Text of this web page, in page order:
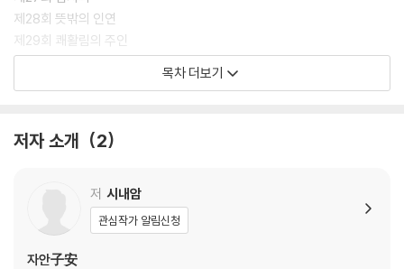
제28회 뜻밖의 인연
제29회 쾌활림의 주인
제30회 비운포
제34회 진삼산과 벽력화
제36회 강주로 가는 길
제37회 심양강의 호걸들
제38회 흑선풍
제39회 취중의 반시
목차 더보기
저자 소개 2
저 시내암
관심작가 알림신청
자안子安